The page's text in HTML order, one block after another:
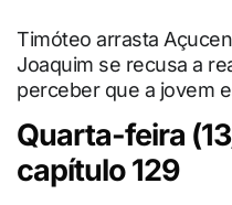
Timóteo arrasta
Joaquim se recusa a
perceber que a jovem
Quarta-feira
capítulo 129